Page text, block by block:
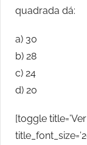
quadrada dá:
a) 30
b) 28
c) 24
d) 20
[toggle